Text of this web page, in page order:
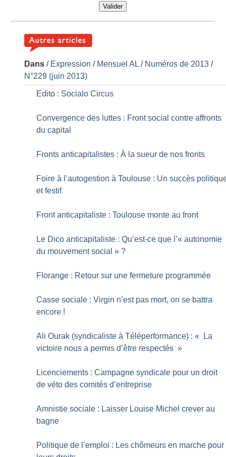
Valider
Dans / Expression / Mensuel AL / Numéros de 2013 /
N°229 (juin 2013)
Edito : Socialo Circus
Convergence des luttes : Front social contre affronts
du capital
Fronts anticapitalistes : À la sueur de nos fronts
Foire à l’autogestion à Toulouse : Un succès
et festif
Front anticapitaliste : Toulouse monte au front
Le Dico anti­capitaliste : Qu’est-ce que l’« autonomie
du mouvement social » ?
Florange : Retour sur une fermeture programmée
Casse sociale : Virgin n’est pas mort, on se battra
encore !
Ali Ourak (syndicaliste à Téléperformance) : «
La
victoire nous a permis d’être respectés »
Licenciements : Campagne syndicale pour un droit
de véto des comités d’entreprise
Amnistie sociale : Laisser Louise Michel crever au
bagne
Politique de l’emploi : Les chômeurs en marche pour